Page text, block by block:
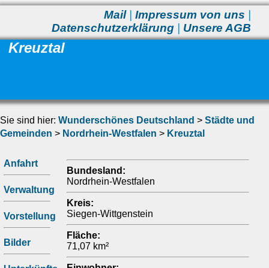
Mail| Impressum von uns
Datenschutzerklärung
Unsere AGB
Kreuztal
Sie sind hier: Wunderschönes Deutschland > Städte und
Gemeinden > Nordrhein-Westfalen > Kreuztal
Anfahrt
Verwaltung
Vorstellung
Bilder
Bundesland:
Nordrhein-Westfalen
Kreis:
Siegen-Wittgenstein
Fläche:
71,07 km²